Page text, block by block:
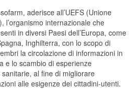
aderisce all’UEFS (Unione
l’organismo internazionale che
in diversi Paesi dell’Europa, come
Inghilterra, con lo scopo di
la circolazione di informazioni in
e lo scambio di esperienze
al fine di migliorare
alle esigenze dei cittadini-utenti.